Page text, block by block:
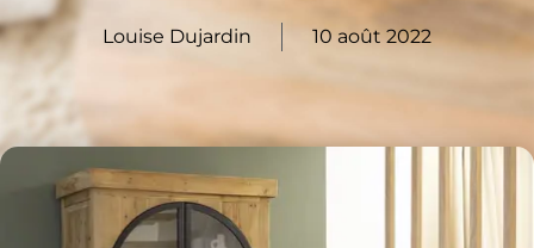
Louise Dujardin 10 août 2022